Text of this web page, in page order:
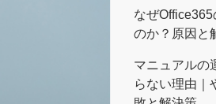
なぜ
のか？原因と
マニュアルの
らない理由｜